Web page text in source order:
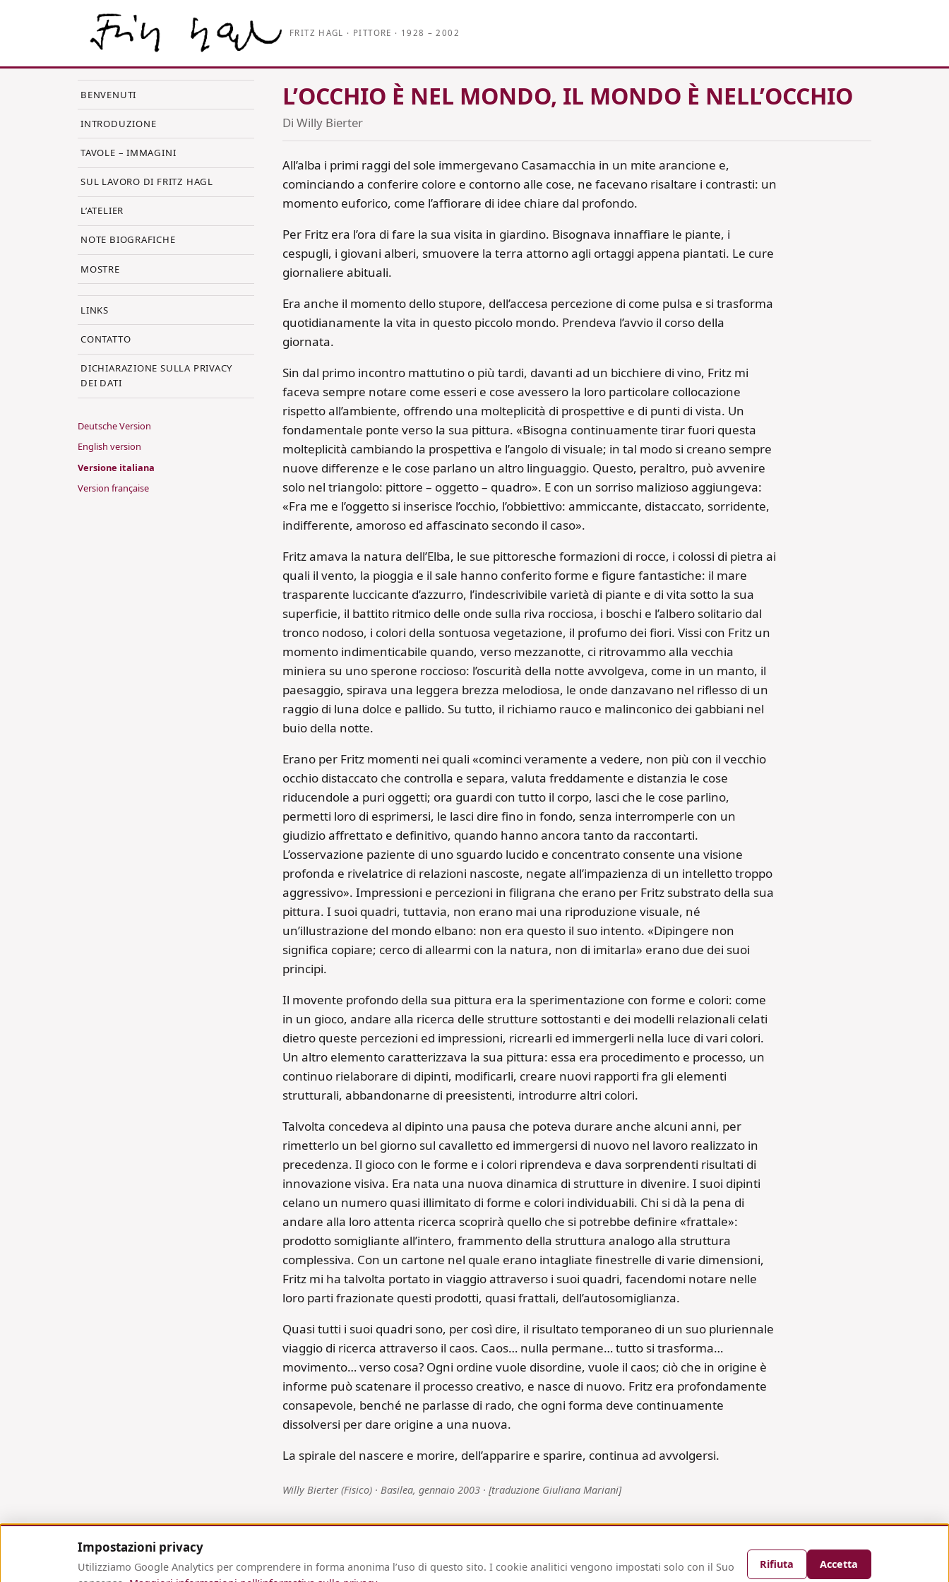
FRITZ HAGL · PITTORE · 1928 – 2002
BENVENUTI
INTRODUZIONE
TAVOLE – IMMAGINI
SUL LAVORO DI FRITZ HAGL
L’ATELIER
NOTE BIOGRAFICHE
MOSTRE
LINKS
CONTATTO
DICHIARAZIONE SULLA PRIVACY
DEI DATI
Deutsche Version
English version
Versione italiana
Version française
L’OCCHIO È NEL MONDO, IL MONDO È NELL’OCCHIO
Di Willy Bierter
All’alba i primi raggi del sole immergevano Casamacchia in un mite arancione e,
cominciando a conferire colore e contorno alle cose, ne facevano risaltare i contrasti: un
momento euforico, come l’affiorare di idee chiare dal profondo.
Per Fritz era l’ora di fare la sua visita in giardino. Bisognava innaffiare le piante, i
cespugli, i giovani alberi, smuovere la terra attorno agli ortaggi appena piantati. Le cure
giornaliere abituali.
Era anche il momento dello stupore, dell’accesa percezione di come pulsa e si trasforma
quotidianamente la vita in questo piccolo mondo. Prendeva l’avvio il corso della
giornata.
Sin dal primo incontro mattutino o più tardi, davanti ad un bicchiere di vino, Fritz mi
faceva sempre notare come esseri e cose avessero la loro particolare collocazione
rispetto all’ambiente, offrendo una molteplicità di prospettive e di punti di vista. Un
fondamentale ponte verso la sua pittura. «Bisogna continuamente tirar fuori questa
molteplicità cambiando la prospettiva e l’angolo di visuale; in tal modo si creano sempre
nuove differenze e le cose parlano un altro linguaggio. Questo, peraltro, può avvenire
solo nel triangolo: pittore – oggetto – quadro». E con un sorriso malizioso aggiungeva:
«Fra me e l’oggetto si inserisce l’occhio, l’obbiettivo: ammiccante, distaccato, sorridente,
indifferente, amoroso ed affascinato secondo il caso».
Fritz amava la natura dell’Elba, le sue pittoresche formazioni di rocce, i colossi di pietra ai
quali il vento, la pioggia e il sale hanno conferito forme e figure fantastiche: il mare
trasparente luccicante d’azzurro, l’indescrivibile varietà di piante e di vita sotto la sua
superficie, il battito ritmico delle onde sulla riva rocciosa, i boschi e l’albero solitario dal
tronco nodoso, i colori della sontuosa vegetazione, il profumo dei fiori. Vissi con Fritz un
momento indimenticabile quando, verso mezzanotte, ci ritrovammo alla vecchia
miniera su uno sperone roccioso: l’oscurità della notte avvolgeva, come in un manto, il
paesaggio, spirava una leggera brezza melodiosa, le onde danzavano nel riflesso di un
raggio di luna dolce e pallido. Su tutto, il richiamo rauco e malinconico dei gabbiani nel
buio della notte.
Erano per Fritz momenti nei quali «cominci veramente a vedere, non più con il vecchio
occhio distaccato che controlla e separa, valuta freddamente e distanzia le cose
riducendole a puri oggetti; ora guardi con tutto il corpo, lasci che le cose parlino,
permetti loro di esprimersi, le lasci dire fino in fondo, senza interromperle con un
giudizio affrettato e definitivo, quando hanno ancora tanto da raccontarti.
L’osservazione paziente di uno sguardo lucido e concentrato consente una visione
profonda e rivelatrice di relazioni nascoste, negate all’impazienza di un intelletto troppo
aggressivo». Impressioni e percezioni in filigrana che erano per Fritz substrato della sua
pittura. I suoi quadri, tuttavia, non erano mai una riproduzione visuale, né
un’illustrazione del mondo elbano: non era questo il suo intento. «Dipingere non
significa copiare; cerco di allearmi con la natura, non di imitarla» erano due dei suoi
principi.
Il movente profondo della sua pittura era la sperimentazione con forme e colori: come
in un gioco, andare alla ricerca delle strutture sottostanti e dei modelli relazionali celati
dietro queste percezioni ed impressioni, ricrearli ed immergerli nella luce di vari colori.
Un altro elemento caratterizzava la sua pittura: essa era procedimento e processo, un
continuo rielaborare di dipinti, modificarli, creare nuovi rapporti fra gli elementi
strutturali, abbandonarne di preesistenti, introdurre altri colori.
Talvolta concedeva al dipinto una pausa che poteva durare anche alcuni anni, per
rimetterlo un bel giorno sul cavalletto ed immergersi di nuovo nel lavoro realizzato in
precedenza. Il gioco con le forme e i colori riprendeva e dava sorprendenti risultati di
innovazione visiva. Era nata una nuova dinamica di strutture in divenire. I suoi dipinti
celano un numero quasi illimitato di forme e colori individuabili. Chi si dà la pena di
andare alla loro attenta ricerca scoprirà quello che si potrebbe definire «frattale»:
prodotto somigliante all’intero, frammento della struttura analogo alla struttura
complessiva. Con un cartone nel quale erano intagliate finestrelle di varie dimensioni,
Fritz mi ha talvolta portato in viaggio attraverso i suoi quadri, facendomi notare nelle
loro parti frazionate questi prodotti, quasi frattali, dell’autosomiglianza.
Quasi tutti i suoi quadri sono, per così dire, il risultato temporaneo di un suo pluriennale
viaggio di ricerca attraverso il caos. Caos… nulla permane… tutto si trasforma…
movimento… verso cosa? Ogni ordine vuole disordine, vuole il caos; ciò che in origine è
informe può scatenare il processo creativo, e nasce di nuovo. Fritz era profondamente
consapevole, benché ne parlasse di rado, che ogni forma deve continuamente
dissolversi per dare origine a una nuova.
La spirale del nascere e morire, dell’apparire e sparire, continua ad avvolgersi.
Willy Bierter (Fisico) · Basilea, gennaio 2003 · [traduzione Giuliana Mariani]
Impostazioni privacy
Utilizziamo Google Analytics per comprendere in forma anonima l’uso di questo sito. I cookie analitici vengono impostati solo con il Suo
Rifiuta Accetta